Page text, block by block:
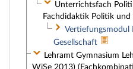
Unterrichtsfach
Fachdidaktik Politik und
Vertiefungsmodul
Gesellschaft
Lehramt Gymnasium
WiSe 2013)